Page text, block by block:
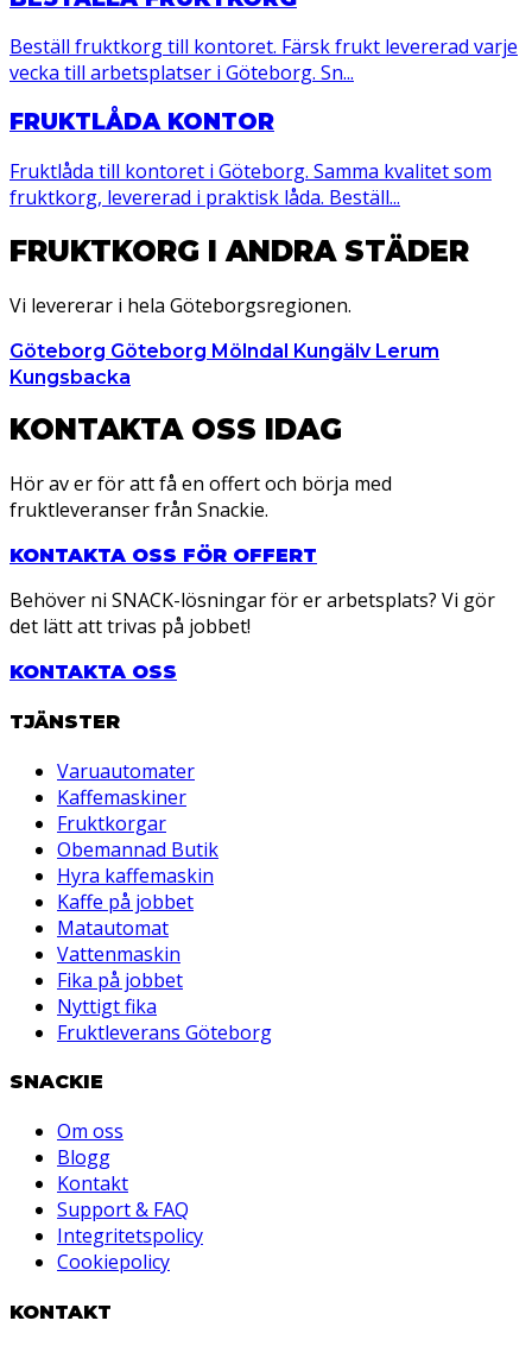
Beställ fruktkorg till kontoret. Färsk frukt levererad varje
vecka till arbetsplatser i Göteborg. Sn...
FRUKTLÅDA KONTOR
Fruktlåda till kontoret i Göteborg. Samma kvalitet som
fruktkorg, levererad i praktisk låda. Beställ...
FRUKTKORG I ANDRA STÄDER
Vi levererar i hela Göteborgsregionen.
Göteborg Göteborg Mölndal Kungälv Lerum
Kungsbacka
KONTAKTA OSS IDAG
Hör av er för att få en offert och börja med
fruktleveranser från Snackie.
KONTAKTA OSS FÖR OFFERT
Behöver ni SNACK-lösningar för er arbetsplats? Vi gör
det lätt att trivas på jobbet!
KONTAKTA OSS
TJÄNSTER
Varuautomater
Kaffemaskiner
Fruktkorgar
Obemannad Butik
Hyra kaffemaskin
Kaffe på jobbet
Matautomat
Vattenmaskin
Fika på jobbet
Nyttigt fika
Fruktleverans Göteborg
SNACKIE
Om oss
Blogg
Kontakt
Support & FAQ
Integritetspolicy
Cookiepolicy
KONTAKT